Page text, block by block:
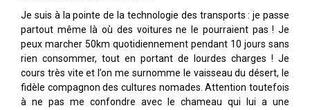
Je suis à la pointe de la technologie des transports : je passe
partout même là où des voitures ne le pourraient pas ! Je
peux marcher 50km quotidiennement pendant 10 jours sans
rien consommer, tout en portant de lourdes charges ! Je
cours très vite et l’on me surnomme le vaisseau du désert, le
fidèle compagnon des cultures nomades. Attention toutefois
à ne pas me confondre avec le chameau qui lui a une